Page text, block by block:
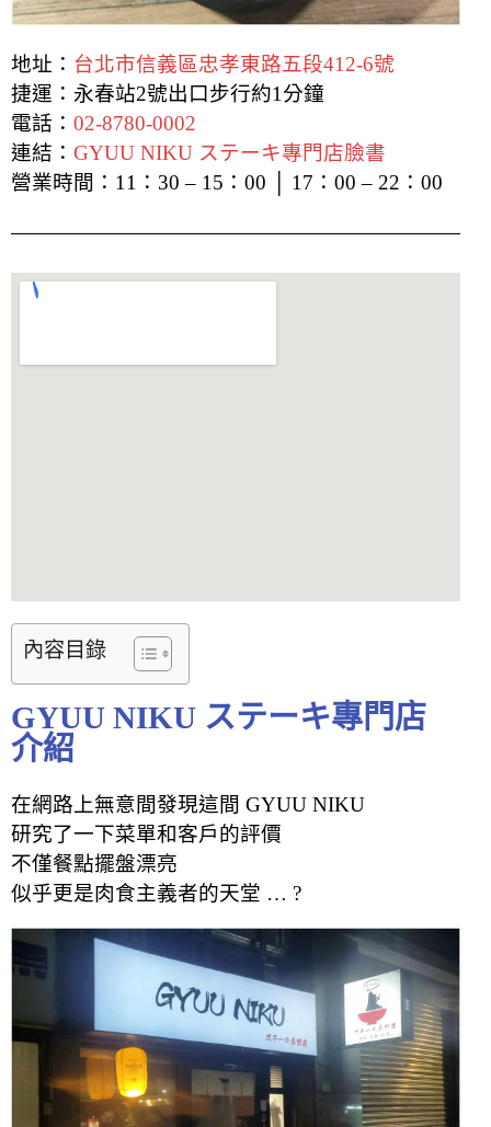
地址： 台北市信義區忠孝東路五段412-6號
捷運：永春站2號出口步行約1分鐘
電話： 02-8780-0002
連結： GYUU NIKU ステーキ專門店臉書
營業時間：11：30 – 15：00 │ 17：00 – 22： 00
內容目錄
GYUU NIKU ステーキ專門店
介紹
在網路上無意間發現這間 GYUU NIKU
研究了一下菜單和客戶的評價
不僅餐點擺盤漂亮
似乎更是肉食主義者的天堂 … ?